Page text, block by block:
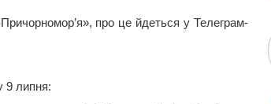
про це йдеться у Телеграм-
9 липня: